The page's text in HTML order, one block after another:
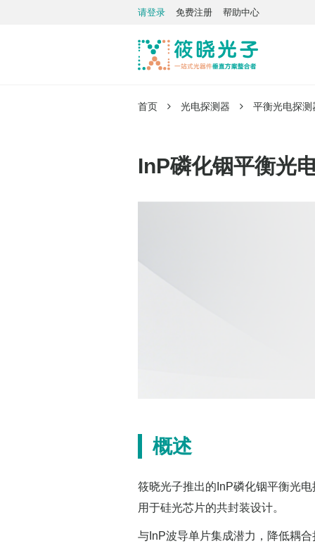
请登录 免费注册 帮助中心
首页 光电探测器 平衡光电探测
InP磷化铟平衡光
概述
筱晓光子推出的InP磷化铟平衡光
用于硅光芯片的共封装设计。
与InP波导单片集成潜力，降低耦